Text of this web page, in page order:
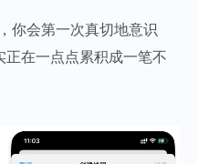
你会第一次真切地意识
正在一点点累积成一笔不